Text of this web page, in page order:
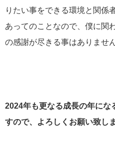
りたい事をできる環境と関係
あってのことなので、僕に関
の感謝が尽きる事はありません
2024年も更なる成長の年にな
すので、よろしくお願い致し